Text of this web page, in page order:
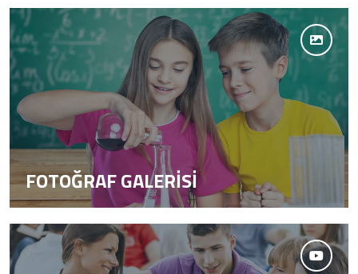
FOTOĞRAF GALERİSİ